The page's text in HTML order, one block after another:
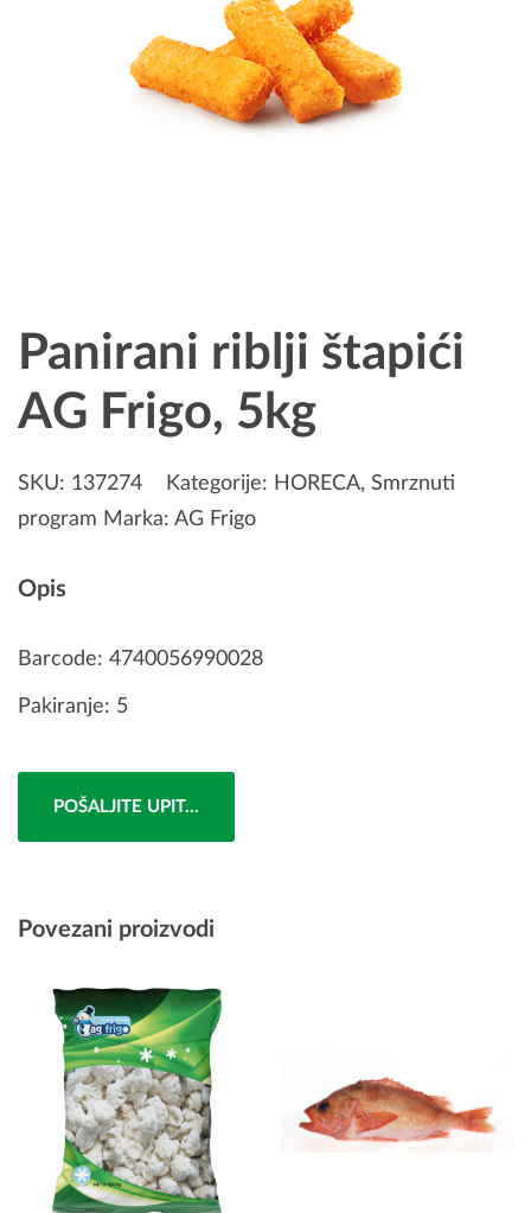
Panirani riblji štapići
AG Frigo, 5kg
SKU: 137274 Kategorije: HORECA, Smrznuti
program Marka: AG Frigo
Opis
Barcode: 4740056990028
Pakiranje: 5
POŠALJITE UPIT...
Povezani proizvodi